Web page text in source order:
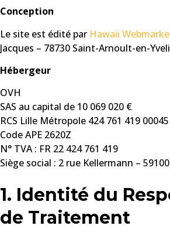
Conception
Le site est édité par Hawaii
Jacques – 78730 Saint-Arnoult-en-
Hébergeur
OVH
SAS au capital de 10 069 020 €
RCS Lille Métropole 424 761 419 00045
Code APE 2620Z
N° TVA : FR 22 424 761 419
Siège social : 2 rue Kellermann –
1. Identité du
de Traitement